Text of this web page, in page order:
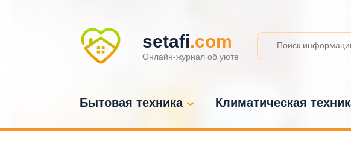
setafi.com
Онлайн-журнал об уюте
Бытовая техника Климатическая